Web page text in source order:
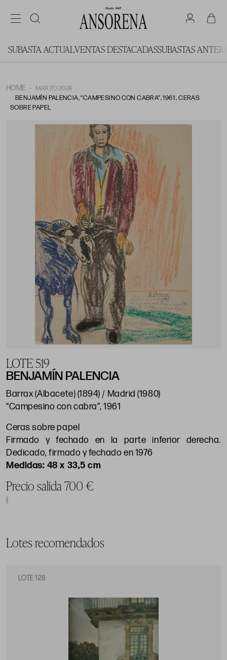
SUBASTA ACTUALVENTAS DESTACADASSUBASTAS
HOME
MARZO 2024
BENJAMÍN PALENCIA, “CAMPESINO CON CABRA”, 1961 , CERAS
SOBRE PAPEL
LOTE 519
BENJAMÍN PALENCIA
Barrax (Albacete) (1894) / Madrid (1980)
“Campesino con cabra”, 1961
Ceras sobre papel
Firmado y fechado en la parte inferior derecha.
Dedicado, firmado y fechado en 1976
48 x 33,5 cm
Precio salida 700 €
Lotes recomendados
LOTE 128